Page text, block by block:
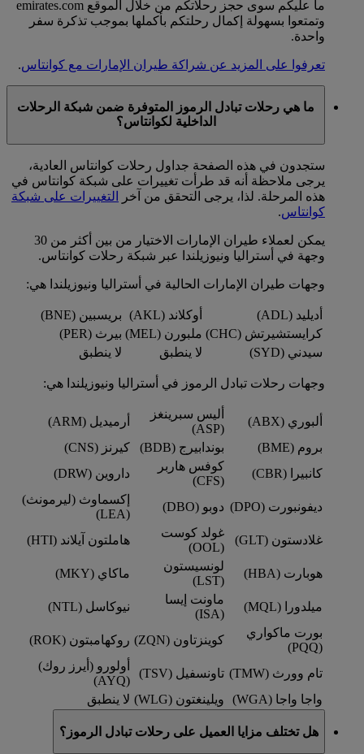
ما عليكم سوى حجز رحلاتكم من خلال الموقع emirates.com
وتمتعوا بسهولة إكمال رحلتكم بأكملها بموجب تذكرة سفر
واحدة.
تعرفوا على المزيد عن شراكة طيران الإمارات مع كوانتاس.
ما هي رحلات تبادل الرموز المتوفرة ضمن شبكة الرحلات
الداخلية لكوانتاس؟
ستجدون في هذه الصفحة جداول رحلات كوانتاس العادية،
يرجى ملاحظة أنه قد طرأت تغييرات على شبكة كوانتاس في
هذه المرحلة. لذا، يرجى التحقق من آخر
التغييرات على شبكة
كوانتاس.
يمكن لعملاء طيران الإمارات الاختيار من بين أكثر من 30
وجهة في أستراليا ونيوزيلندا عبر شبكة رحلات كوانتاس.
وجهات طيران الإمارات الحالية في أستراليا ونيوزيلندا هي:
أديليد (ADL) أوكلاند (AKL)
بريسبين (BNE)
كرايستشيرتش (CHC)
ملبورن (MEL)
بيرث (PER)
سيدني (SYD)
لا ينطبق لا ينطبق
وجهات رحلات تبادل الرموز في أستراليا ونيوزيلندا هي:
ألبوري (ABX)
أليس سبرينغز
(ASP)
أرميديل (ARM)
بروم (BME)
بوندابيرج (BDB)
كيرنز (CNS)
كانبيرا (CBR)
كوفس هاربر
(CFS)
داروين (DRW)
ديفونبورت (DPO) دوبو (DBO)
إكسماوث (ليرمونث)
(LEA)
غلادستون (GLT)
غولد كوست
(OOL)
هاملتون آيلاند (HTI)
هوبارت (HBA)
لونسيستون
(LST)
ماكاي (MKY)
ميلدورا (MQL)
ماونت إيسا
(ISA)
نيوكاسل (NTL)
بورت ماكواري
(PQQ)
كوينزتاون (ZQN) روكهامبتون (ROK)
تام وورث (TMW) تاونسفيل (TSV)
أولورو (أيرز روك)
(AYQ)
واجا واجا (WGA)
ويلينغتون (WLG) لا ينطبق
هل تختلف مزايا العميل على رحلات تبادل الرموز؟